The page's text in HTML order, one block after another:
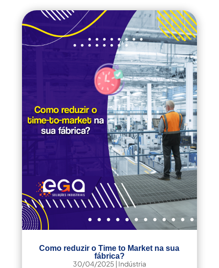
Como reduzir o Time to Market na sua
fábrica?
30/04/2025 | Indústria